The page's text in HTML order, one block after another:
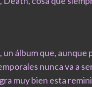
un álbum que, aunque
nunca va a
muy bien esta